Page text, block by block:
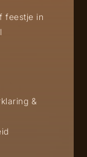
feestje in
&